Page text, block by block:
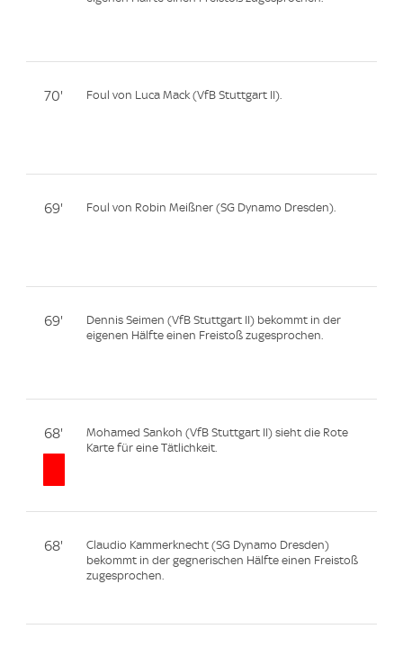
70' Foul von Luca Mack (VfB Stuttgart II).
69' Foul von Robin Meißner (SG Dynamo Dresden).
69'
Dennis Seimen (VfB Stuttgart II) bekommt in der
eigenen Hälfte einen Freistoß zugesprochen.
68'
Mohamed Sankoh (VfB Stuttgart II) sieht die Rote
Karte für eine Tätlichkeit.
68'
Claudio Kammerknecht (SG Dynamo Dresden)
bekommt in der gegnerischen Hälfte einen Freistoß
zugesprochen.